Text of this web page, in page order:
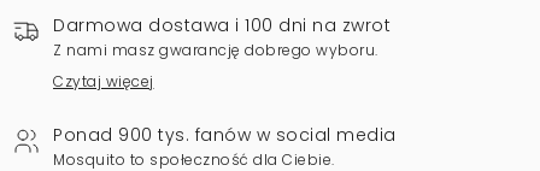
Darmowa dostawa i 100 dni na zwrot
Z nami masz gwarancję dobrego wyboru.
Czytaj więcej
Ponad 900 tys. fanów w social media
Mosquito to społeczność dla Ciebie.